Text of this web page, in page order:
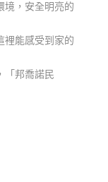
境，安全明亮的
裡能感受到家的
「邦喬諾民